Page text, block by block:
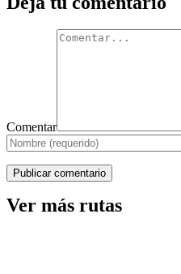
Comentar
Ver más rutas